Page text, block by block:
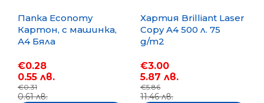
Папка Economy
Картон, с машинка,
А4 Бяла
€0.28
0.55 лв.
€0.31
0.61 лв.
Хартия Brilliant Laser
Copy A4 500 л. 75
g/m2
€3.00
5.87 лв.
€5.86
11.46 лв.